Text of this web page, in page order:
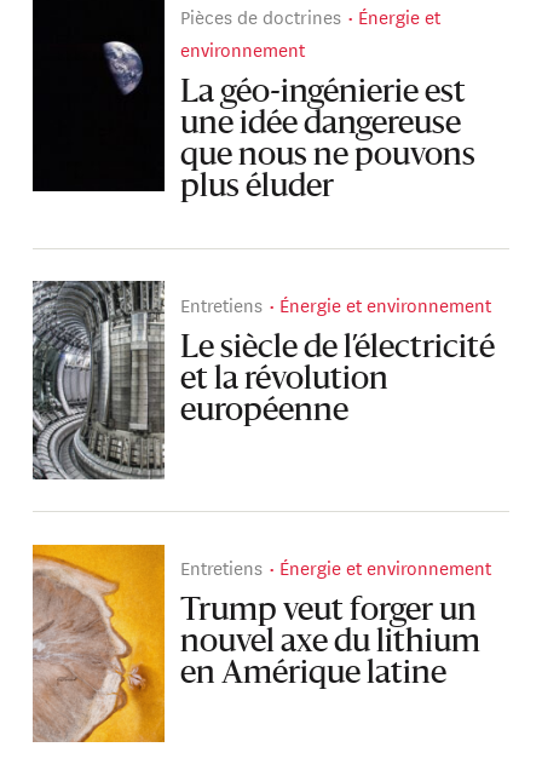
Pièces de doctrines
Énergie et
environnement
La géo-ingénierie est
une idée dangereuse
que nous ne pouvons
plus éluder
Entretiens Énergie et environnement
Le siècle de l’électricité
et la révolution
européenne
Entretiens Énergie et environnement
Trump veut forger un
nouvel axe du lithium
en Amérique latine